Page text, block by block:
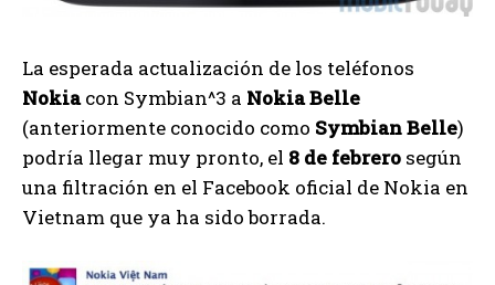
La esperada actualización de los teléfonos
Nokiacon Symbian^3 a Nokia Belle
(anteriormente conocido como Symbian Belle)
podría llegar muy pronto, el 8 de febrero según
una filtración en el Facebook oficial de Nokia en
Vietnam que ya ha sido borrada.